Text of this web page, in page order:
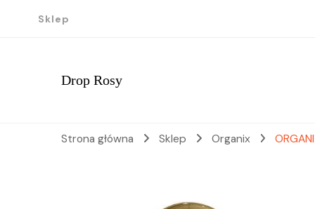
Sklep
Drop Rosy
Strona główna Sklep Organix